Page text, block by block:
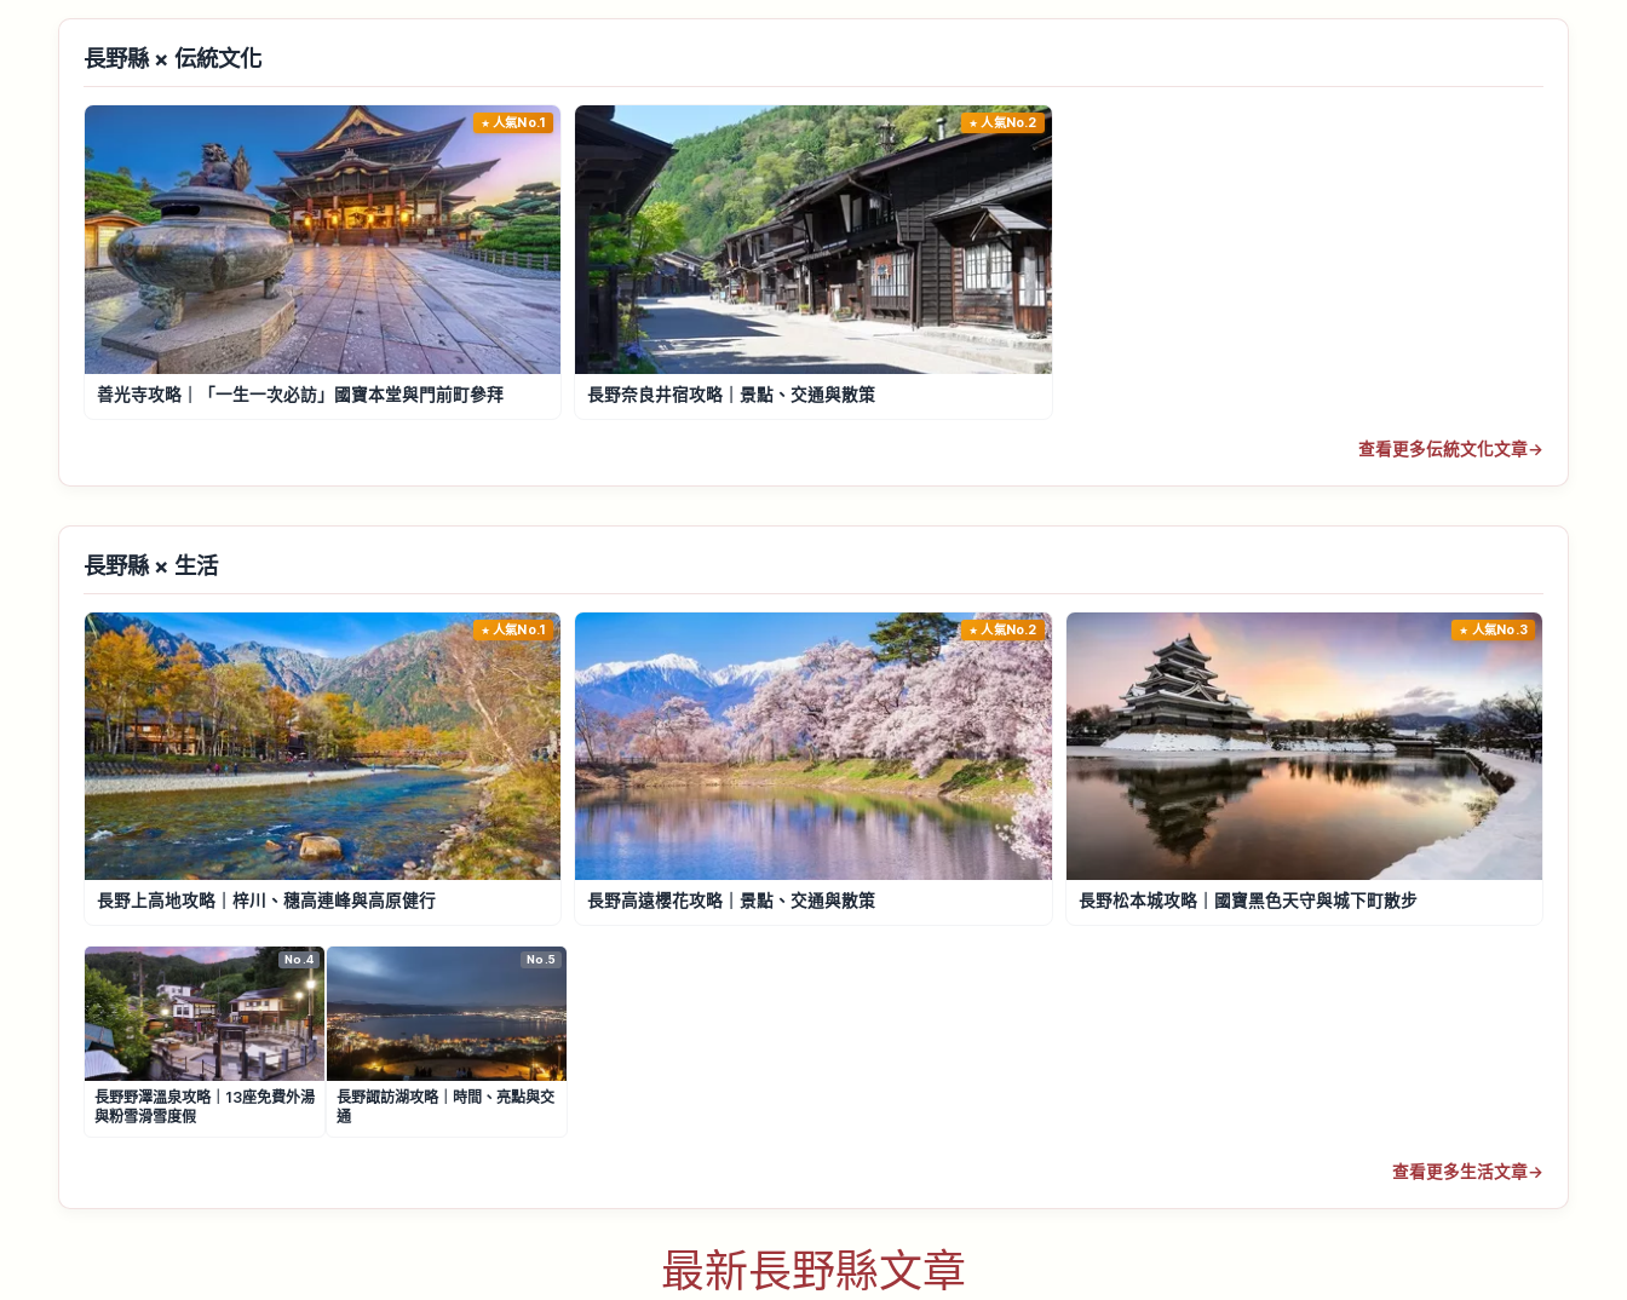
長野縣 × 伝統文化
人氣No.1
善光寺攻略｜「一生一次必訪」國寶本堂與門前町參拜
人氣No.2
長野奈良井宿攻略｜景點、交通與散策
查看更多伝統文化文章→
長野縣 × 生活
人氣No.1
長野上高地攻略｜梓川、穗高連峰與高原健行
人氣No.2
長野高遠櫻花攻略｜景點、交通與散策
人氣No.3
長野松本城攻略｜國寶黑色天守與城下町散步
No.4
長野野澤溫泉攻略｜13座免費外湯
與粉雪滑雪度假
No.5
長野諏訪湖攻略｜時間、亮點與交
通
查看更多生活文章→
最新長野縣文章